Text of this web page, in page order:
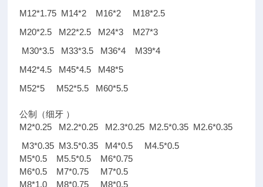
M12*1.75 M14*2 M16*2 M18*2.5
M20*2.5 M22*2.5 M24*3 M27*3
M30*3.5 M33*3.5 M36*4 M39*4
M42*4.5 M45*4.5 M48*5
M52*5 M52*5.5 M60*5.5
公制（细牙 ）
M2*0.25 M2.2*0.25 M2.3*0.25 M2.5*0.35 M2.6*0.35
M3*0.35 M3.5*0.35 M4*0.5 M4.5*0.5
M5*0.5 M5.5*0.5 M6*0.75
M6*0.5 M7*0.75 M7*0.5
M8*1.0 M8*0.75 M8*0.5